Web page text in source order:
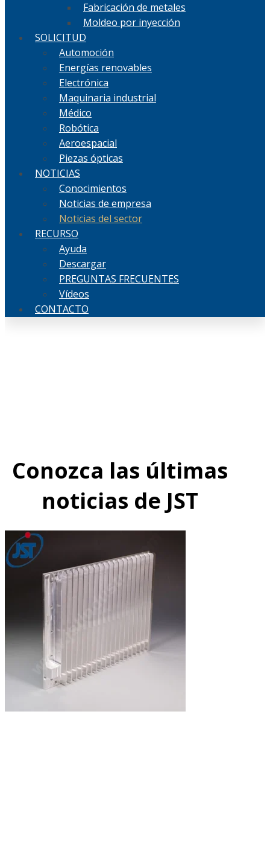
Fabricación de metales
Moldeo por inyección
SOLICITUD
Automoción
Energías renovables
Electrónica
Maquinaria industrial
Médico
Robótica
Aeroespacial
Piezas ópticas
NOTICIAS
Conocimientos
Noticias de empresa
Noticias del sector
RECURSO
Ayuda
Descargar
PREGUNTAS FRECUENTES
Vídeos
CONTACTO
Conozca las últimas
noticias de JST